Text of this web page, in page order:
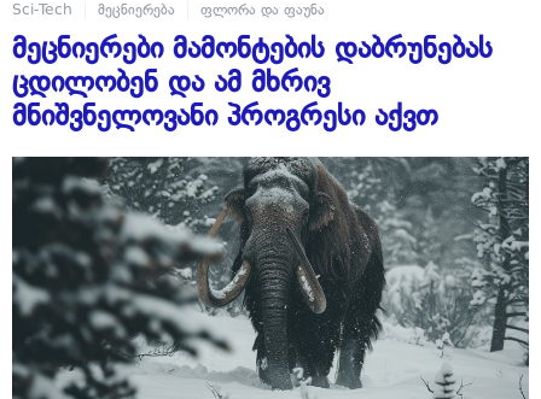
Sci-Tech
მეცნიერება ფლორა და ფაუნა
მეცნიერები მამონტების დაბრუნებას
ცდილობენ და ამ მხრივ
მნიშვნელოვანი პროგრესი აქვთ